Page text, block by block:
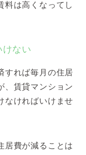
料は高くなってし
ない
すれば毎月の住居
、賃貸マンション
なければいけませ
居費が減ることは